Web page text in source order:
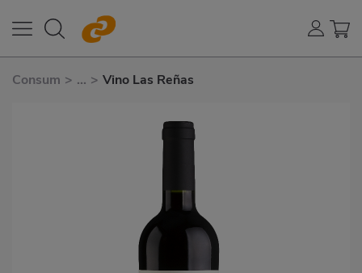
Consum > ... > Vino Las Reñas